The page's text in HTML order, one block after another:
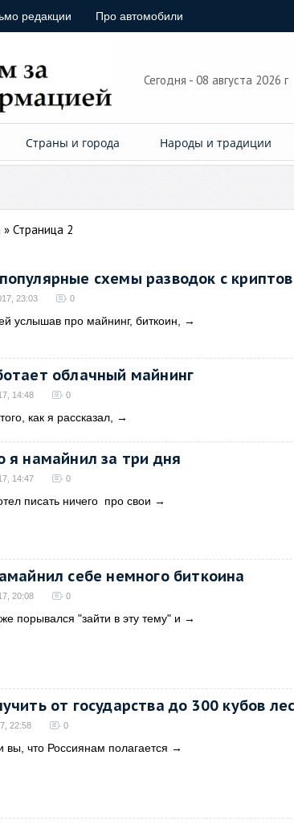
редакции Про автомобили
Сегодня - 08 августа 2026 г
Страны и города Народы и традиции
» Страница 2
схемы разводок с
23:03 0
услышав про майнинг, биткоин, →
облачный майнинг
14:48 0
как я рассказал, →
я намайнил за три дня
14:47 0
писать ничего про свои →
себе немного биткоина
20:08 0
порывался "зайти в эту тему" и →
от государства до 300 кубов
22:58 0
вы, что Россиянам полагается →